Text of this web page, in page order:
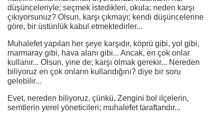
düşünceleriyle; seçmek istedikleri, okula; neden karşı
çıkıyorsunuz? Olsun, karşı çıkmayı; kendi düşüncelerine
göre, bir üstünlük kabul etmektedirler...
Muhalefet yapılan her şeye karşıdır, köprü gibi, yol gibi,
marmaray gibi, hava alanı gibi... Ancak, en çok onlar
kullanır... Olsun, yine de; karşı olmak gerekir... Nereden
biliyoruz en çok onların kullandığını? diye bir soru
gelebilir...
Evet, nereden biliyoruz, çünkü, Zengini bol ilçelerin,
semtlerin yerel yöneticileri; muhalefet taraftarıdır...